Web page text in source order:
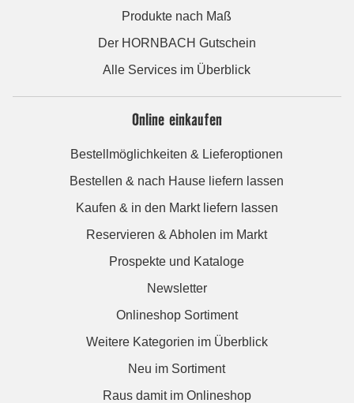
Produkte nach Maß
Der HORNBACH Gutschein
Alle Services im Überblick
Online einkaufen
Bestellmöglichkeiten & Lieferoptionen
Bestellen & nach Hause liefern lassen
Kaufen & in den Markt liefern lassen
Reservieren & Abholen im Markt
Prospekte und Kataloge
Newsletter
Onlineshop Sortiment
Weitere Kategorien im Überblick
Neu im Sortiment
Raus damit im Onlineshop